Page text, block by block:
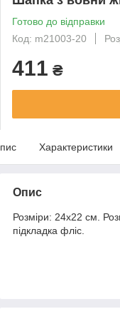
Готово до відправки
Код: m21003-20
411 ₴
Характеристики
Опис
Розміри: 24х22 см.
підкладка фліс.